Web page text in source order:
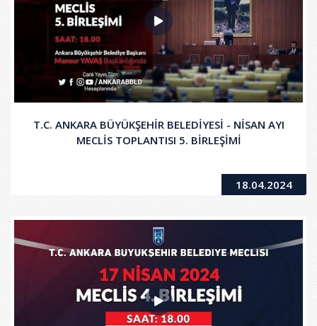
T.C. ANKARA BÜYÜKŞEHİR BELEDİYESİ - NİSAN AYI
MECLİS TOPLANTISI 5. BİRLEŞİMİ
18.04.2024